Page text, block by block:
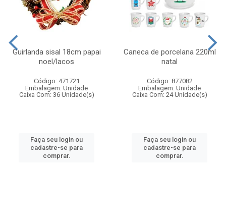
Guirlanda sisal 18cm papai
noel/lacos
Código: 471721
Embalagem: Unidade
Caixa Com: 36 Unidade(s)
Faça seu login ou
cadastre-se para
comprar.
Caneca de porcelana 220ml
natal
Código: 877082
Embalagem: Unidade
Caixa Com: 24 Unidade(s)
Faça seu login ou
cadastre-se para
comprar.